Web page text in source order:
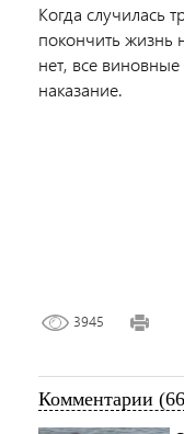
Когда случилась
покончить жизнь
нет, все
наказание.
3945
Комментарии